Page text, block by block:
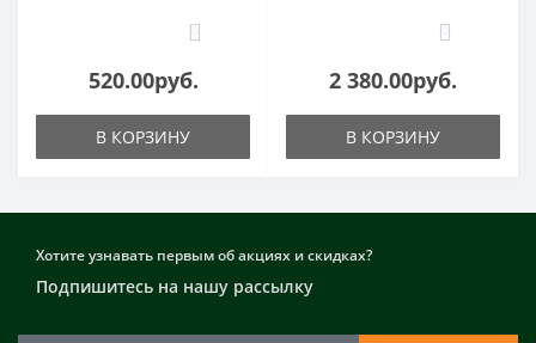
0
520.00руб.
В КОРЗИНУ
0
2 380.00руб.
В КОРЗИНУ
Хотите узнавать первым об акциях и скидках?
Подпишитесь на нашу рассылку